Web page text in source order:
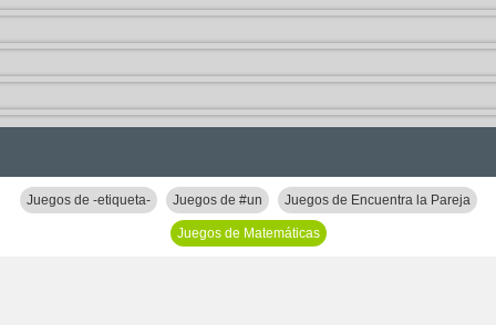
Juegos de -etiqueta- Juegos de #un Juegos de Encuentra la Pareja
Juegos de Matemáticas